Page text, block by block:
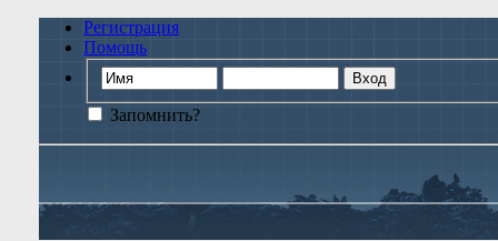
Регистрация
Помощь
Запомнить?